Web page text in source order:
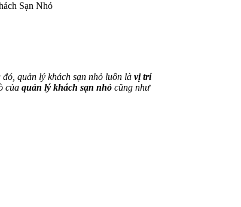
Sạn Nhỏ
quản lý khách sạn nhỏ luôn là vị trí
của quản lý khách sạn nhỏ cũng như